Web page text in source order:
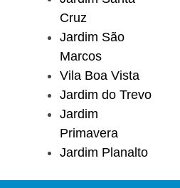
Cruz
Jardim São
Marcos
Vila Boa Vista
Jardim do Trevo
Jardim
Primavera
Jardim Planalto